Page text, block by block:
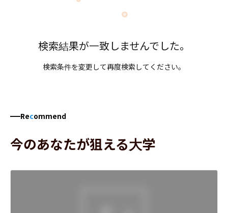
検索結果が一致しませんでした。
検索条件を変更して再度検索してください。
Recommend
今のあなたが狙える大学